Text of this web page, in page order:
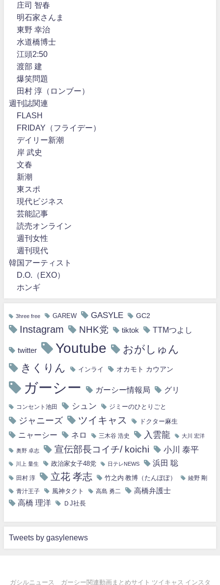
庄司 智春
明石家さんま
東野 幸治
水道橋博士
江頭2:50
渡部 建
爆笑問題
田村 淳（ロンブー）
週刊誌関連
FLASH
FRIDAY（フライデー）
デイリー新潮
岸 武史
文春
新潮
東スポ
現代ビジネス
芸能記事
読売オンライン
週刊女性
週刊現代
韓国アーティスト
D.O.（EXO）
ホンギ
3hree free GAREW GASYLE GC2
Instagram NHK党 tiktok TTMつよし
twitter Youtube
おがしゅん
きくりん
インライ オカモト カウアン
ガーシー ガーシー情報局 グリ
コンセント池田 シュン ジミーのひとりごと
ジャニーズ ツイキャス ドクター麻生
ニャーシー ネロ 三木谷 浩史 入雲龍 大川 宏洋
奥野 卓志 宣伝部長コイチ/ koichi 小川 泰平
川上 量生 政治家女子48党 日テレNEWS 浜田 聡
田村 淳 立花 孝志 竹之内 教博（たんぽぽ） 綾野 剛
青汁王子 風神タクト 高島 勇二
高橋弁護士
高橋 理洋
ＤJ社長
Tweets by gasylenews
ガシルニュース ガーシー関連動画まとめサイト ツイキャス インスタ